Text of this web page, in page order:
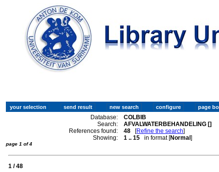
Database:
COLBIB
Search:
AFVALWATERBEHANDELING []
References found:
48 [Refine the search]
Showing:
1 .. 15 in format [Normal]
page 1 of 4
1 / 48